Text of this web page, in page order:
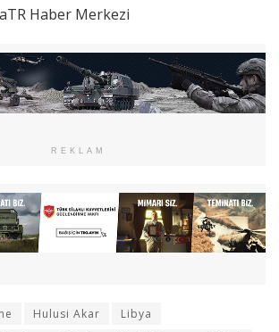
Haber Merkezi
REKLAM
Hulusi Akar
Libya